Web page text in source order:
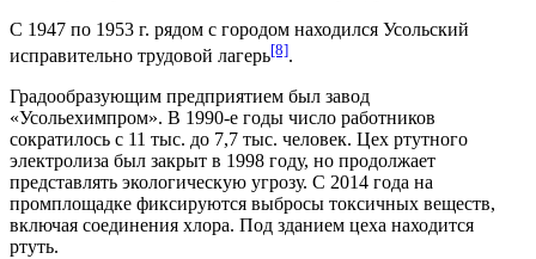
С 1947 по 1953 г. рядом с городом находился Усольский
исправительно трудовой лагерь[8].
Градообразующим предприятием был завод
«Усольехимпром». В 1990-е годы число работников
сократилось с 11 тыс. до 7,7 тыс. человек. Цех ртутного
электролиза был закрыт в 1998 году, но продолжает
представлять экологическую угрозу. С 2014 года на
промплощадке фиксируются выбросы токсичных веществ,
включая соединения хлора. Под зданием цеха находится
ртуть.